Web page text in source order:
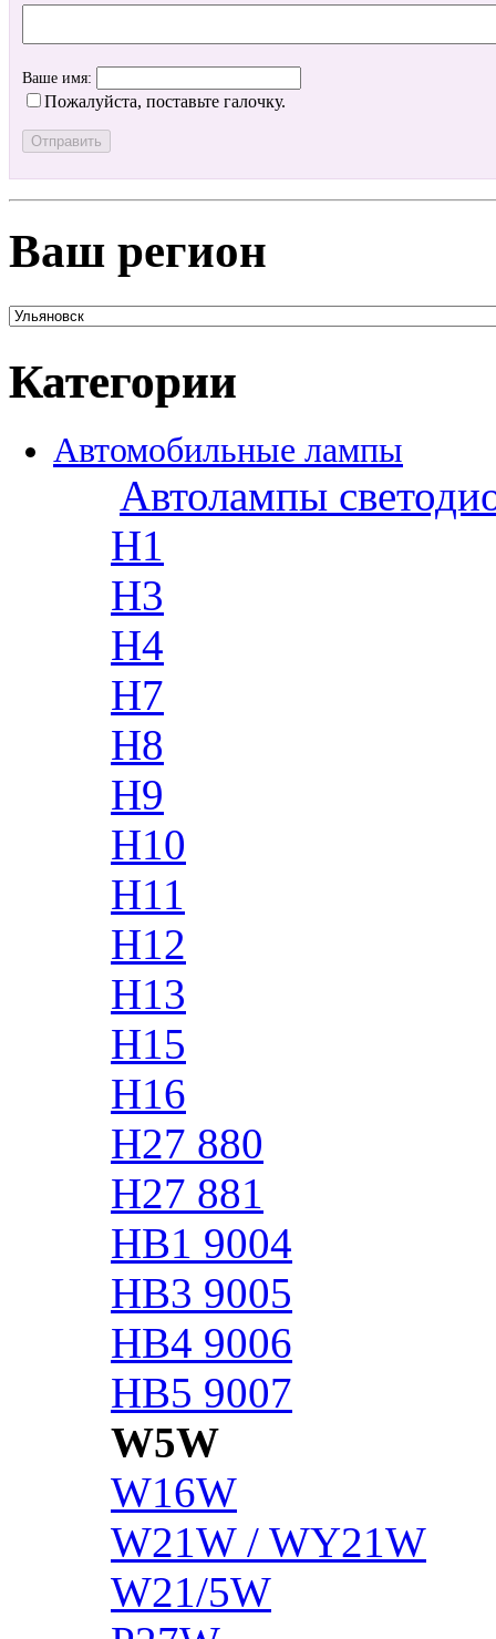
Ваше имя:
Пожалуйста, поставьте галочку.
Ваш регион
Категории
Автомобильные лампы
Автолампы
H1
H3
H4
H7
H8
H9
H10
H11
H12
H13
H15
H16
H27 880
H27 881
HB1 9004
HB3 9005
HB4 9006
HB5 9007
W5W
W16W
W21W / WY21W
W21/5W